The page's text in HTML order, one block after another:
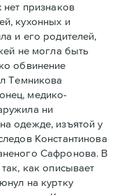
нет признаков
кухонных и
и его родителей,
не могла быть
обвинение
Темникова
медико-
ни
одежде, изъятой у
Константинова
Сафронова. В
как описывает
на куртку